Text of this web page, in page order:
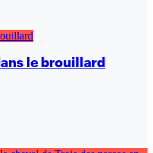
le brouillard